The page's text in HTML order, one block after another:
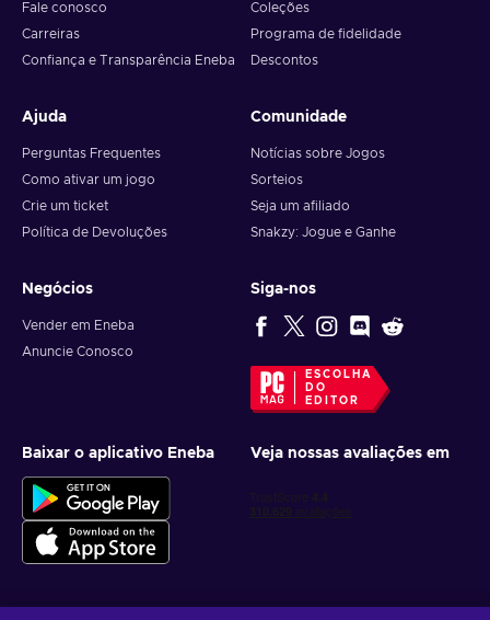
Fale conosco
Carreiras
Confiança e Transparência Eneba
Coleções
Programa de fidelidade
Descontos
Ajuda
Perguntas Frequentes
Como ativar um jogo
Crie um ticket
Política de Devoluções
Comunidade
Notícias sobre Jogos
Sorteios
Seja um afiliado
Snakzy: Jogue e Ganhe
Negócios
Vender em Eneba
Anuncie Conosco
Siga-nos
ESCOLHA
DO
EDITOR
Baixar o aplicativo Eneba Veja nossas avaliações em